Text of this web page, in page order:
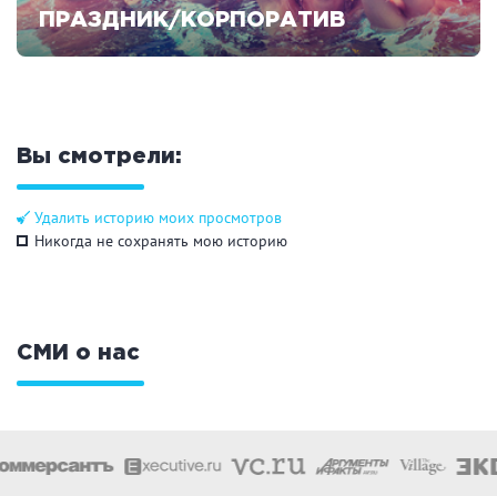
ПРАЗДНИК/КОРПОРАТИВ
Смотреть предложения
Вы смотрели:
Удалить историю моих просмотров
Никогда не сохранять мою историю
СМИ о нас